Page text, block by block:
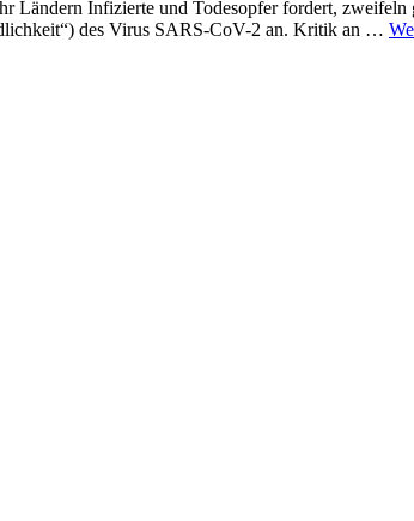
Ländern Infizierte und Todesopfer fordert,
des Virus SARS-CoV-2 an. Kritik an …